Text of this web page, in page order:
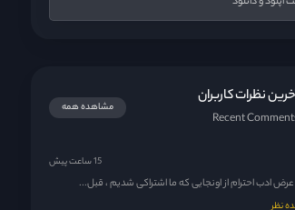
نظرات کاربران
Recent
مشاهده همه
15 ساعت پیش
ادب احترام از اونجایی که ما اشتراکی شدیم ، قبل...
نظر